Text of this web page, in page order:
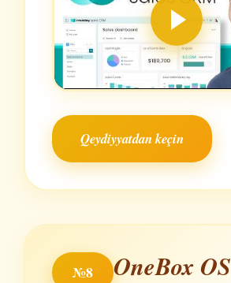
Qeydiyyatdan keçin
№8 OneBox OS